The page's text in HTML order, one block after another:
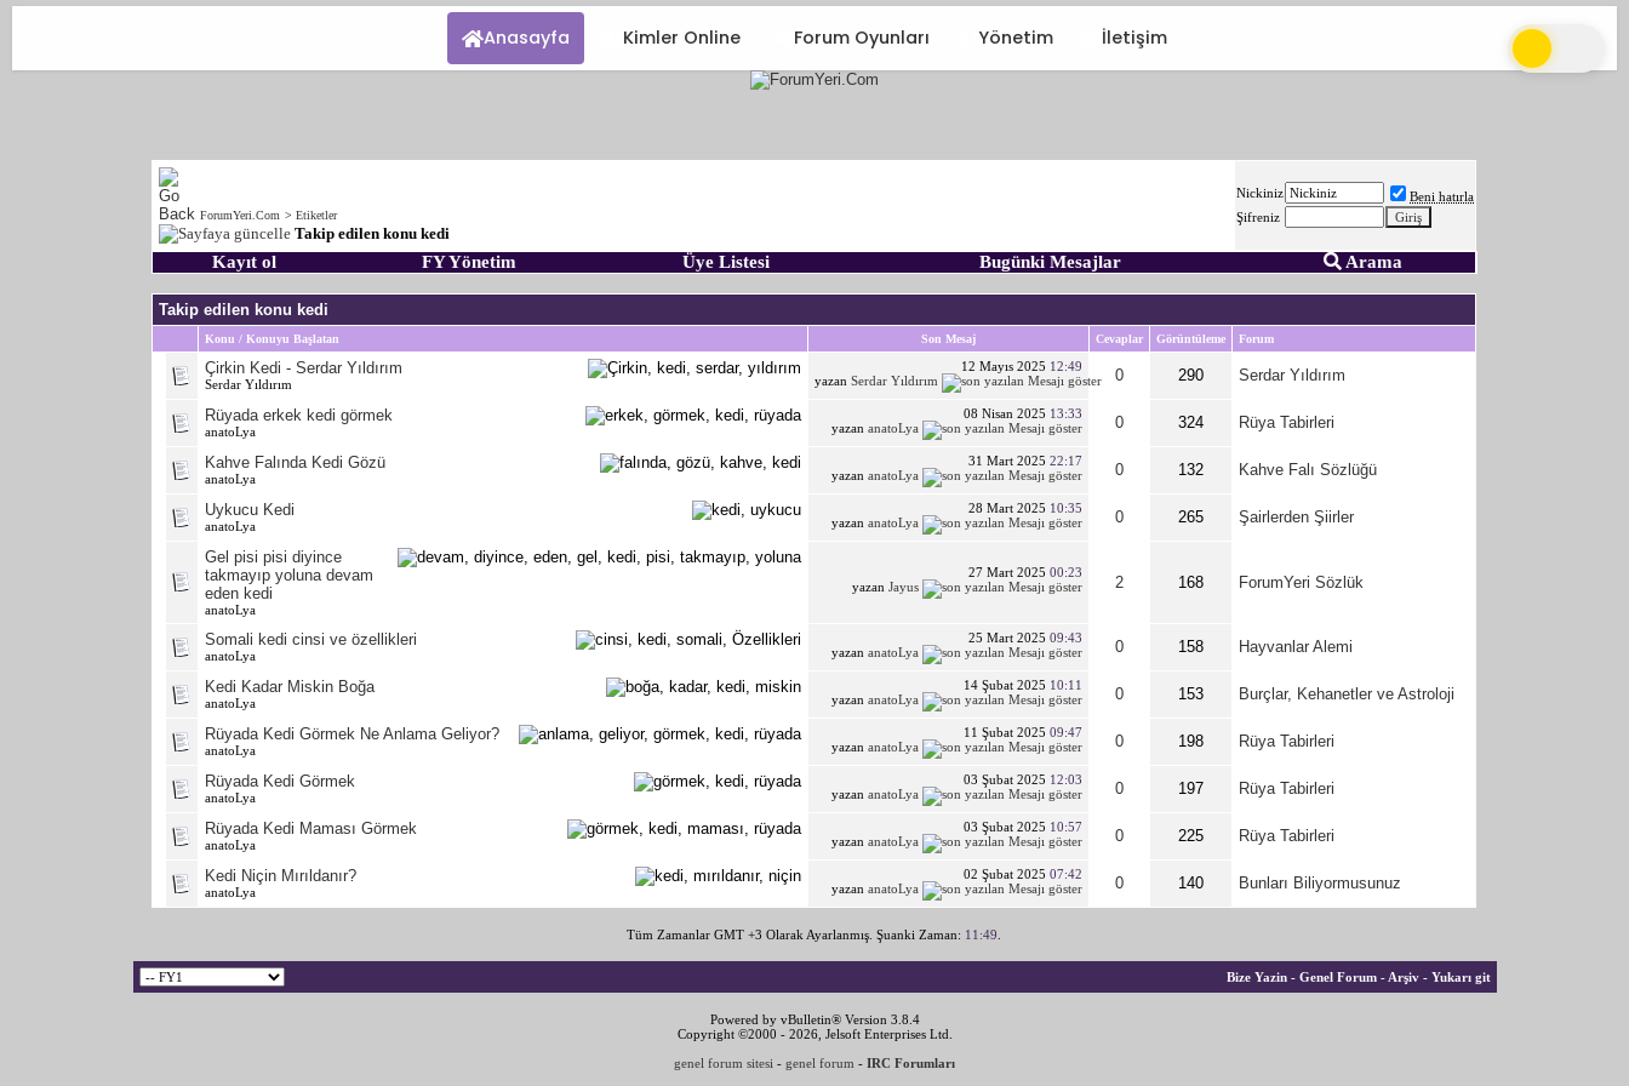
Anasayfa Kimler Online Forum Oyunları Yönetim İletişim
ForumYeri.Com >Etiketler
Takip edilen konu kedi
Nickiniz
Beni hatırla
Şifreniz
Kayıt ol FY Yönetim Üye Listesi Bugünki Mesajlar Arama
Takip edilen konu kedi
Konu / Konuyu Başlatan Son Mesaj Cevaplar Görüntüleme Forum
Çirkin Kedi - Serdar Yıldırım
Serdar Yıldırım
12 Mayıs 2025 12:49
yazanSerdar Yıldırım 0 290 Serdar Yıldırım
Rüyada erkek kedi görmek
anatoLya
08 Nisan 2025 13:33
yazananatoLya 0 324 Rüya Tabirleri
Kahve Falında Kedi Gözü
anatoLya
31 Mart 202522:17
yazananatoLya 0 132 Kahve Falı Sözlüğü
Uykucu Kedi
anatoLya
28 Mart 2025 10:35
yazananatoLya 0 265 Şairlerden Şiirler
Gel pisi pisi diyince
takmayıp yoluna devam
eden kedi
anatoLya
27 Mart 202500:23
yazanJayus 2 168 ForumYeri Sözlük
Somali kedi cinsi ve özellikleri
anatoLya
25 Mart 202509:43
yazananatoLya 0 158 Hayvanlar Alemi
Kedi Kadar Miskin Boğa
anatoLya
14 Şubat 2025 10:11
yazananatoLya 0 153 Burçlar, Kehanetler ve Astroloji
Rüyada Kedi Görmek Ne Anlama Geliyor?
anatoLya
11 Şubat 202509:47
yazananatoLya 0 198 Rüya Tabirleri
Rüyada Kedi Görmek
anatoLya
03 Şubat 2025 12:03
yazananatoLya 0 197 Rüya Tabirleri
Rüyada Kedi Maması Görmek
anatoLya
03 Şubat 2025 10:57
yazananatoLya 0 225 Rüya Tabirleri
Kedi Niçin Mırıldanır?
anatoLya
02 Şubat 202507:42
yazananatoLya 0 140 Bunları Biliyormusunuz
Tüm Zamanlar GMT +3 Olarak Ayarlanmış. Şuanki Zaman: 11:49
Bize Yazin- Genel Forum- Arşiv- Yukarı git
Powered by vBulletin® Version 3.8.4
Copyright ©2000 - 2026, Jelsoft Enterprises Ltd.
genel forum sitesi - genel forum - IRC Forumları